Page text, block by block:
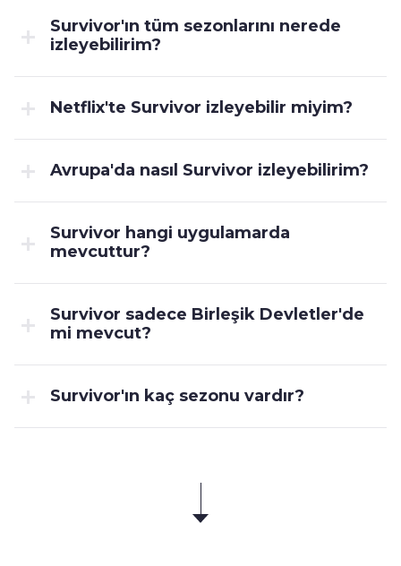
Survivor'ın tüm sezonlarını nerede
izleyebilirim?
Netflix'te Survivor izleyebilir miyim?
Avrupa'da nasıl Survivor izleyebilirim?
Survivor hangi uygulamarda
mevcuttur?
Survivor sadece Birleşik Devletler'de
mi mevcut?
Survivor'ın kaç sezonu vardır?